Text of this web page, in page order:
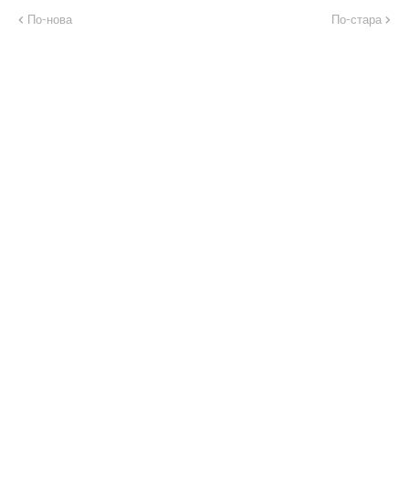
По-нова По-стара